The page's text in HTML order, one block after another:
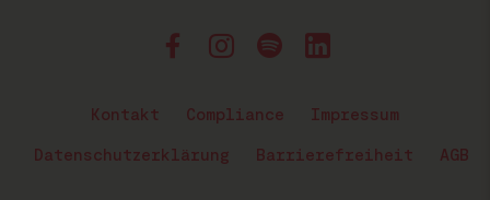
Kontakt Compliance Impressum
Datenschutzerklärung Barrierefreiheit AGB